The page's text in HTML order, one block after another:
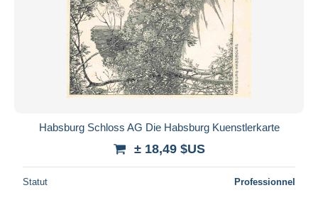
Habsburg Schloss AG Die Habsburg Kuenstlerkarte
± 18,49 $US
Statut Professionnel